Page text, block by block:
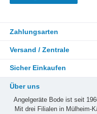
Zahlungsarten
Versand / Zentrale
Sicher Einkaufen
Über uns
Angelgeräte Bode ist seit
Mit drei Filialen in Mülheim-